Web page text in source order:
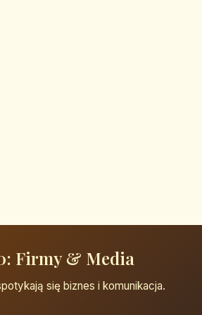
Firmy & Media
się biznes i komunikacja.